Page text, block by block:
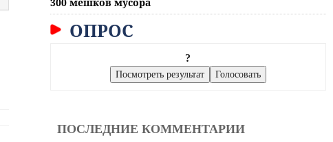
ОПРОС
?
ПОСЛЕДНИЕ КОММЕНТАРИИ